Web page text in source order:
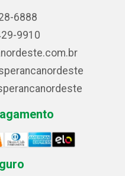
6888
9910